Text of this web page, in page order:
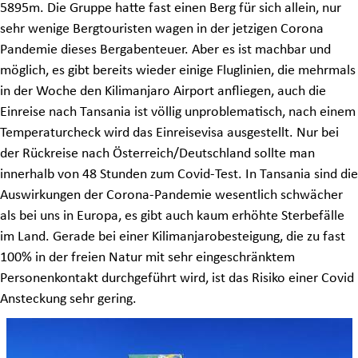
5895m. Die Gruppe hatte fast einen Berg für sich allein, nur
sehr wenige Bergtouristen wagen in der jetzigen Corona
Pandemie dieses Bergabenteuer. Aber es ist machbar und
möglich, es gibt bereits wieder einige Fluglinien, die mehrmals
in der Woche den Kilimanjaro Airport anfliegen, auch die
Einreise nach Tansania ist völlig unproblematisch, nach einem
Temperaturcheck wird das Einreisevisa ausgestellt. Nur bei
der Rückreise nach Österreich/Deutschland sollte man
innerhalb von 48 Stunden zum Covid-Test. In Tansania sind die
Auswirkungen der Corona-Pandemie wesentlich schwächer
als bei uns in Europa, es gibt auch kaum erhöhte Sterbefälle
im Land. Gerade bei einer Kilimanjarobesteigung, die zu fast
100% in der freien Natur mit sehr eingeschränktem
Personenkontakt durchgeführt wird, ist das Risiko einer Covid
Ansteckung sehr gering.